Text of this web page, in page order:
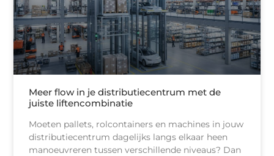
Meer flow in je distributiecentrum met de
juiste liftencombinatie
Moeten pallets, rolcontainers en machines in jouw
distributiecentrum dagelijks langs elkaar heen
manoeuvreren tussen verschillende niveaus? Dan